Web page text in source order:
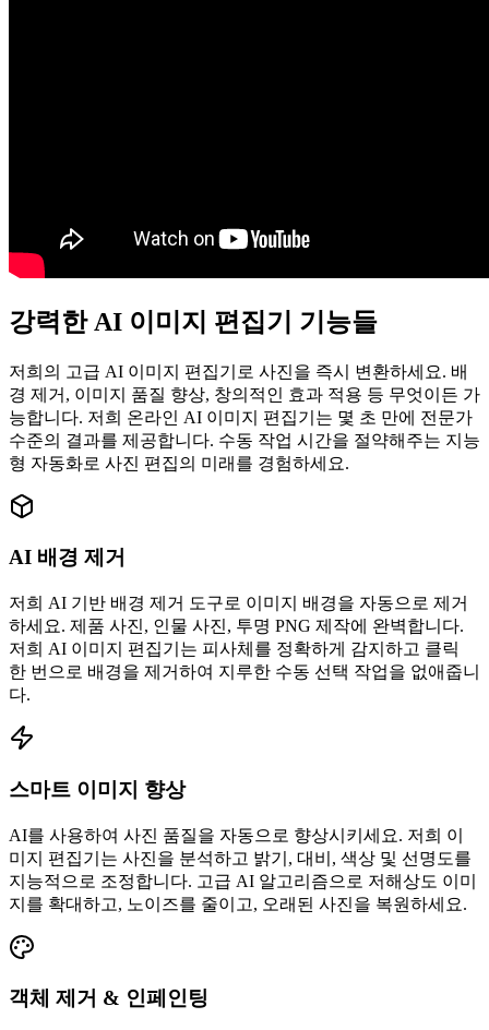
강력한 AI 이미지 편집기 기능들
저희의 고급 AI 이미지 편집기로 사진을 즉시 변환하세요. 배
경 제거, 이미지 품질 향상, 창의적인 효과 적용 등 무엇이든 가
능합니다. 저희 온라인 AI 이미지 편집기는 몇 초 만에 전문가
수준의 결과를 제공합니다. 수동 작업 시간을 절약해주는 지능
형 자동화로 사진 편집의 미래를 경험하세요.
AI 배경 제거
저희 AI 기반 배경 제거 도구로 이미지 배경을 자동으로 제거
하세요. 제품 사진, 인물 사진, 투명 PNG 제작에 완벽합니다.
저희 AI 이미지 편집기는 피사체를 정확하게 감지하고 클릭
한 번으로 배경을 제거하여 지루한 수동 선택 작업을 없애줍니
다.
스마트 이미지 향상
AI를 사용하여 사진 품질을 자동으로 향상시키세요. 저희 이
미지 편집기는 사진을 분석하고 밝기, 대비, 색상 및 선명도를
지능적으로 조정합니다. 고급 AI 알고리즘으로 저해상도 이미
지를 확대하고, 노이즈를 줄이고, 오래된 사진을 복원하세요.
객체 제거 & 인페인팅